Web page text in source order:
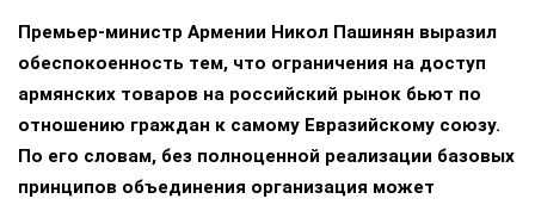
Премьер-министр Армении Никол Пашинян выразил
обеспокоенность тем, что ограничения на доступ
армянских товаров на российский рынок бьют по
отношению граждан к самому Евразийскому союзу.
По его словам, без полноценной реализации базовых
принципов объединения организация может